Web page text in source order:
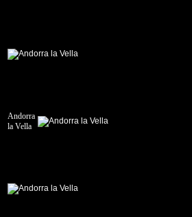
Andorra
la Vella